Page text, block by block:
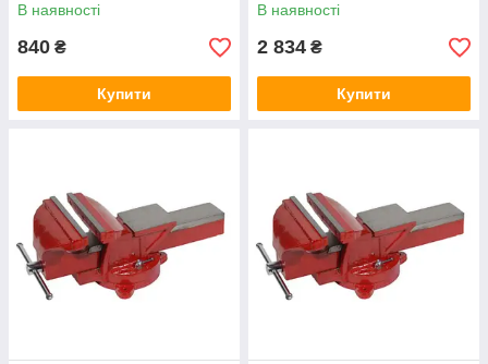
В наявності
840 ₴
Купити
В наявності
2 834 ₴
Купити